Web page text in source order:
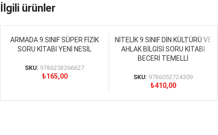
İlgili ürünler
ARMADA 9.SINIF SÜPER FİZİK
SORU KİTABI YENİ NESİL
SKU: 9786258266627
₺165,00
NİTELİK 9.SINIF DİN KÜLTÜRÜ VE
AHLAK BİLGİSİ SORU KİTABI
BECERİ TEMELLİ
SKU: 9786052724309
₺410,00